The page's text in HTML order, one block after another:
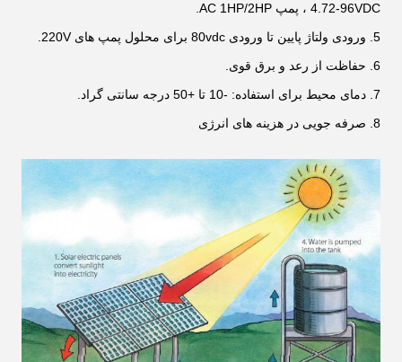
4.72-96VDC ، پمپ AC 1HP/2HP.
5. ورودی ولتاژ پایین تا ورودی 80vdc برای محلول پمپ های 220V.
6. حفاظت از رعد و برق قوی.
7. دمای محیط برای استفاده: -10 تا +50 درجه سانتی گراد.
8. صرفه جویی در هزینه های انرژی